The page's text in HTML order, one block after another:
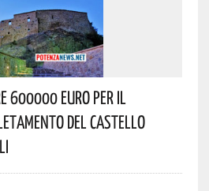
600000 Euro Per Il
Del Castello